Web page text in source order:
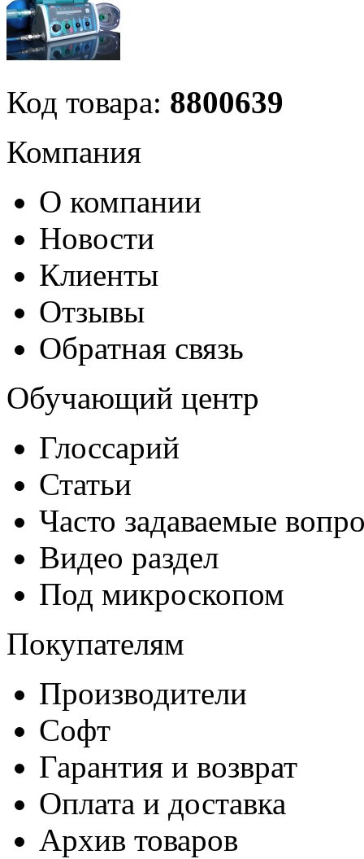
Код товара: 8800639
Компания
О компании
Новости
Клиенты
Отзывы
Обратная связь
Обучающий центр
Глоссарий
Статьи
Часто задаваемые
Видео раздел
Под микроскопом
Покупателям
Производители
Софт
Гарантия и возврат
Оплата и доставка
Архив товаров